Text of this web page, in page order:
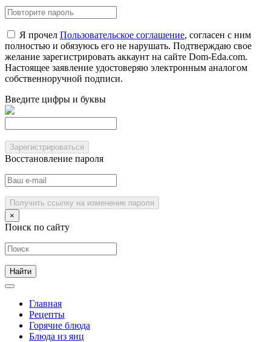
Я прочел Пользовательское соглашение, согласен с ним
полностью и обязуюсь его не нарушать. Подтверждаю свое
желание зарегистрировать аккаунт на сайте Dom-Eda.com.
Настоящее заявление удостоверяю электронным аналогом
собственноручной подписи.
Введите цифры и буквы
Зарегистрироваться
Восстановление пароля
Получить ссылку на изменение пароля
×
Поиск по сайту
Главная
Рецепты
Горячие блюда
Блюда из яиц